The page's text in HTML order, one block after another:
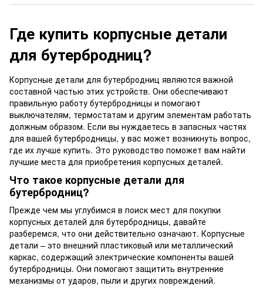
Где купить корпусные детали
для бутербродниц?
Корпусные детали для бутербродниц являются важной
составной частью этих устройств. Они обеспечивают
правильную работу бутербродницы и помогают
выключателям, термостатам и другим элементам работать
должным образом. Если вы нуждаетесь в запасных частях
для вашей бутербродницы, у вас может возникнуть вопрос,
где их лучше купить. Это руководство поможет вам найти
лучшие места для приобретения корпусных деталей.
Что такое корпусные детали для
бутербродниц?
Прежде чем мы углубимся в поиск мест для покупки
корпусных деталей для бутербродницы, давайте
разберемся, что они действительно означают. Корпусные
детали – это внешний пластиковый или металлический
каркас, содержащий электрические компоненты вашей
бутербродницы. Они помогают защитить внутренние
механизмы от ударов, пыли и других повреждений.